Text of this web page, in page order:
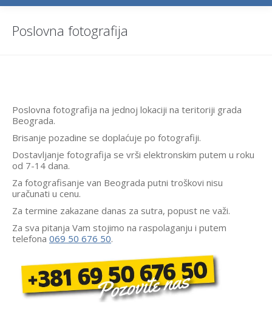
Poslovna fotografija
Poslovna fotografija na jednoj lokaciji na teritoriji grada
Beograda.
Brisanje pozadine se doplaćuje po fotografiji.
Dostavljanje fotografija se vrši elektronskim putem u roku
od 7-14 dana.
Za fotografisanje van Beograda putni troškovi nisu
uračunati u cenu.
Za termine zakazane danas za sutra, popust ne važi.
Za sva pitanja Vam stojimo na raspolaganju i putem
telefona 069 50 676 50.